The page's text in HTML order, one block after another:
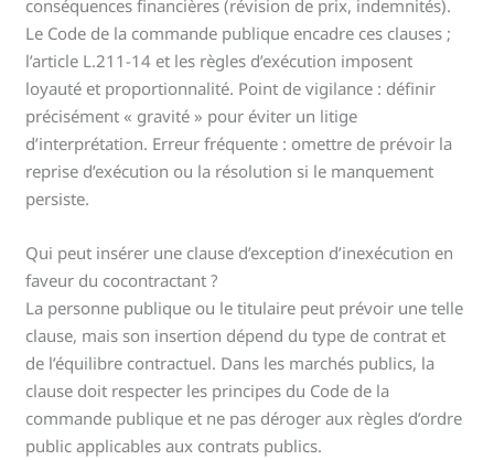
conséquences financières (révision de prix, indemnités).
Le Code de la commande publique encadre ces clauses ;
l’article L.211-14 et les règles d’exécution imposent
loyauté et proportionnalité. Point de vigilance : définir
précisément « gravité » pour éviter un litige
d’interprétation. Erreur fréquente : omettre de prévoir la
reprise d’exécution ou la résolution si le manquement
persiste.
Qui peut insérer une clause d’exception d’inexécution en
faveur du cocontractant ?
La personne publique ou le titulaire peut prévoir une telle
clause, mais son insertion dépend du type de contrat et
de l’équilibre contractuel. Dans les marchés publics, la
clause doit respecter les principes du Code de la
commande publique et ne pas déroger aux règles d’ordre
public applicables aux contrats publics.